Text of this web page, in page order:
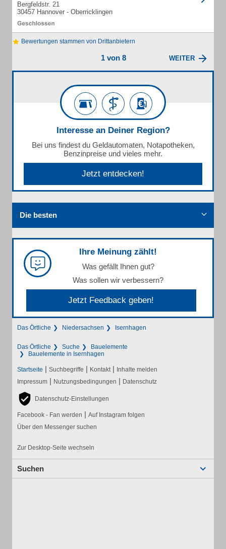
Bergfeldstr. 21
30457 Hannover - Oberricklingen
Bewertungen stammen von Drittanbietern
1 von 8 WEITER
Interesse an Deiner Region?
Bei uns findest du Geldautomaten, Notapotheken,
Benzinpreise und vieles mehr.
Jetzt entdecken!
Die besten
Ihre Meinung zählt!
Was gefällt Ihnen gut?
Was sollen wir verbessern?
Jetzt Feedback geben!
Das Örtliche Niedersachsen Isernhagen
Das Örtliche Suche
Bauelemente
Bauelemente in Isernhagen
Startseite | Suchbegriffe | Kontakt | Inhalte melden
Impressum | Nutzungsbedingungen | Datenschutz
Datenschutz-Einstellungen
Facebook - Fan werden | Auf Instagram folgen
Über den Messenger suchen
Zur Desktop-Seite wechseln
Suchen